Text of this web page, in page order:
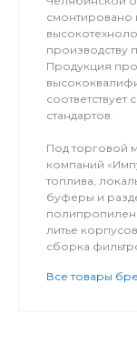
смонтировано
производству
Продукция
стандартов.
Под торговой
компаний
топлива,
буферы и
литье
сборка
Все товары